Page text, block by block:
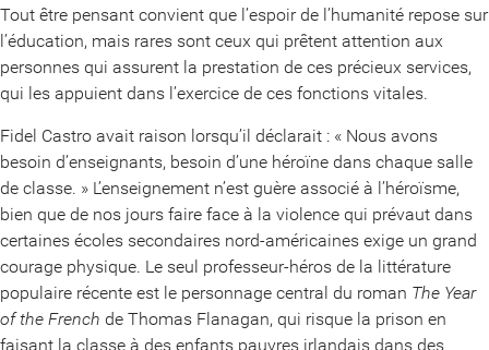
Tout être pensant convient que l’espoir de l’humanité repose sur
l’éducation, mais rares sont ceux qui prêtent attention aux
personnes qui assurent la prestation de ces précieux services,
qui les appuient dans l’exercice de ces fonctions vitales.
Fidel Castro avait raison lorsqu’il déclarait : « Nous avons
besoin d’enseignants, besoin d’une héroïne dans chaque salle
de classe. » L’enseignement n’est guère associé à l’héroïsme,
bien que de nos jours faire face à la violence qui prévaut dans
certaines écoles secondaires nord-américaines exige un grand
courage physique. Le seul professeur-héros de la littérature
populaire récente est le personnage central du roman The Year
of the French de Thomas Flanagan, qui risque la prison en
faisant la classe à des enfants pauvres irlandais dans des